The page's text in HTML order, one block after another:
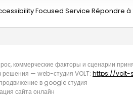
Focused Service Répondre à
коммерческие факторы и сценарии
решения — web-студия VOLT: https://volt-
в google студия
сайта онлайн